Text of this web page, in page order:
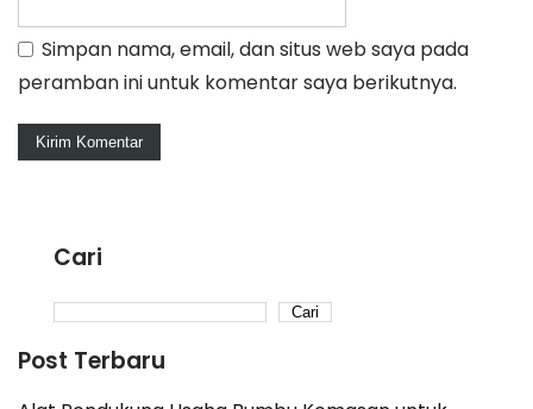
Simpan nama, email, dan situs web saya pada
peramban ini untuk komentar saya berikutnya.
Cari
Cari
Post Terbaru